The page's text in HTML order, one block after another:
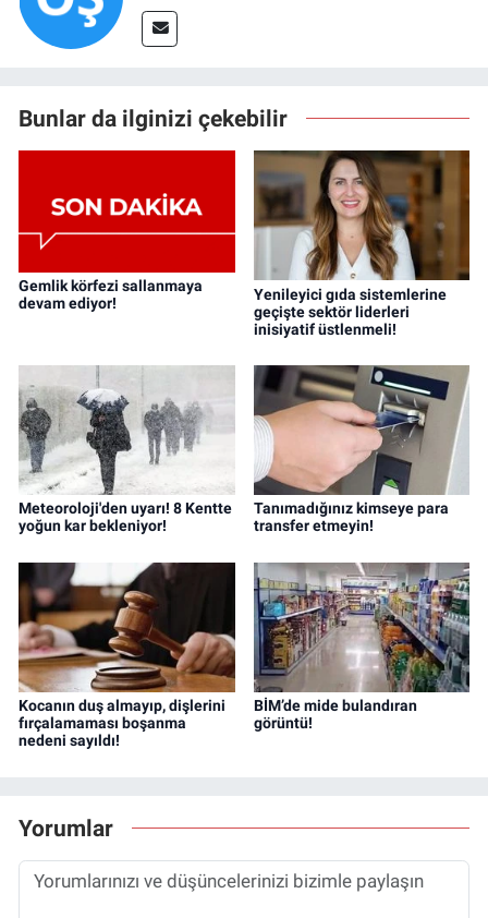
Bunlar da ilginizi çekebilir
Gemlik körfezi sallanmaya
devam ediyor!
Yenileyici gıda sistemlerine
geçişte sektör liderleri
inisiyatif üstlenmeli!
Meteoroloji'den uyarı! 8 Kentte
yoğun kar bekleniyor!
Tanımadığınız kimseye para
transfer etmeyin!
Kocanın duş almayıp, dişlerini
fırçalamaması boşanma
nedeni sayıldı!
BİM’de mide bulandıran
görüntü!
Yorumlar